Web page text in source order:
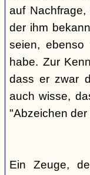
auf
der ihm
seien, ebenso
habe. Zur
dass er zwar
auch wisse,
"Abzeichen der
Ein Zeuge,